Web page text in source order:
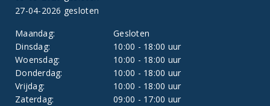
27-04-2026 gesloten
Maandag:
Gesloten
Dinsdag:
10:00 - 18:00 uur
Woensdag:
10:00 - 18:00 uur
Donderdag:
10:00 - 18:00 uur
Vrijdag:
10:00 - 18:00 uur
Zaterdag:
09:00 - 17:00 uur